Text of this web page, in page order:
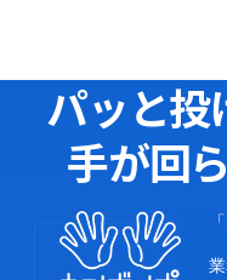
パッと投
手が回